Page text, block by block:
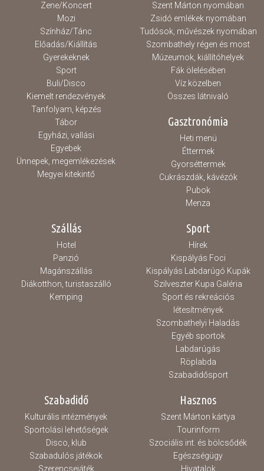
Zene/Koncert
Mozi
Színház/Tánc
Előadás/Kiállítás
Gyerekeknek
Sport
Buli/Disco
Kiemelt rendezvények
Tanfolyam, képzés
Tábor
Egyházi, vallási
Egyebek
Ünnepek, megemlékezések
Megyei kitekintő
Szent Márton nyomában
Zsidó emlékek nyomában
Tudósok, művészek nyomában
Szombathely régen és most
Múzeumok, kiállítóhelyek
Fák ölelésében
Víz közelben
Összes látnivaló
Gasztronómia
Heti menü
Éttermek
Gyorséttermek
Cukrászdák, kávézók
Pubok
Menza
Szállás
Hotel
Panzió
Magánszállás
Diákotthon, turistaszálló
Kemping
Sport
Hírek
Kispályás Foci
Kispályás Labdarúgó Kupák
Szilveszter Kupa Galéria
Sport és rekreációs
létesítmények
Szombathelyi Haladás
Egyéb sportok
Labdarúgás
Röplabda
Szabadidősport
Szabadidő
Kulturális intézmények
Sportolási lehetőségek
Disco, klub
Szabadulós játékok
Szerencsejáték
Hasznos
Szent Márton kártya
Tourinform
Szociális int. és bölcsődék
Egészségügy
Hivatalok